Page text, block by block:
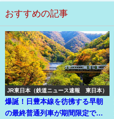
おすすめの記事
JR東日本（鉄道ニュース速報 東日本）
爆誕！日豊本線を彷彿する早朝
の最終普通列車が期間限定で誕